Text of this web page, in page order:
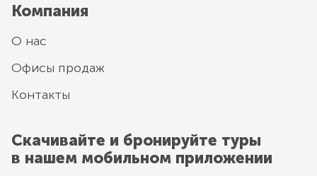
Компания
О нас
Офисы продаж
Контакты
Скачивайте и бронируйте туры
в нашем мобильном приложении